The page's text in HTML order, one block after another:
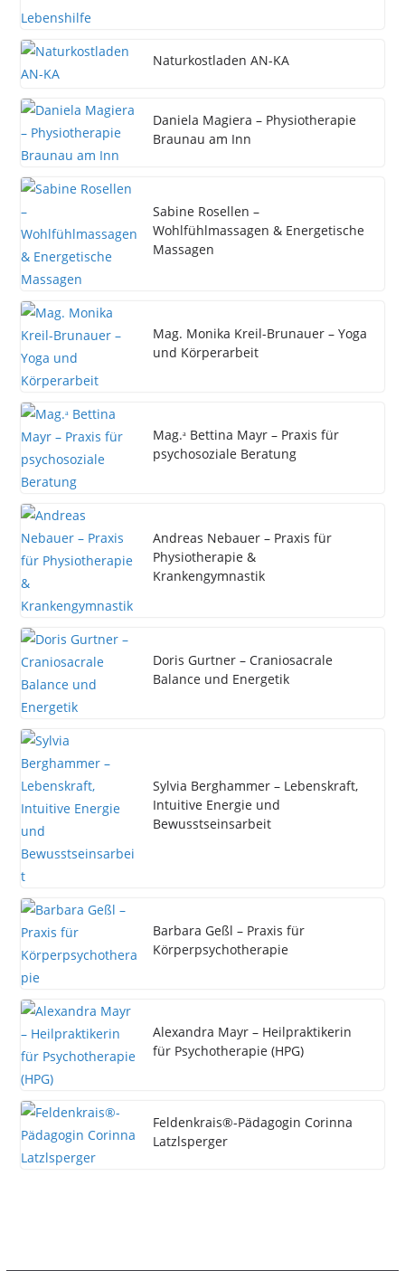
Naturkostladen AN-KA
Daniela Magiera – Physiotherapie
Braunau am Inn
Sabine Rosellen –
Wohlfühlmassagen & Energetische
Massagen
Mag. Monika Kreil-Brunauer – Yoga
und Körperarbeit
Mag.ᵃ Bettina Mayr – Praxis für
psychosoziale Beratung
Andreas Nebauer – Praxis für
Physiotherapie &
Krankengymnastik
Doris Gurtner – Craniosacrale
Balance und Energetik
Sylvia Berghammer – Lebenskraft,
Intuitive Energie und
Bewusstseinsarbeit
Barbara Geßl – Praxis für
Körperpsychotherapie
Alexandra Mayr – Heilpraktikerin
für Psychotherapie (HPG)
Feldenkrais®-Pädagogin Corinna
Latzlsperger